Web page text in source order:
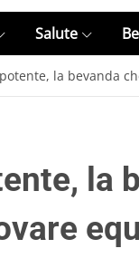
Salute
la bevanda
la